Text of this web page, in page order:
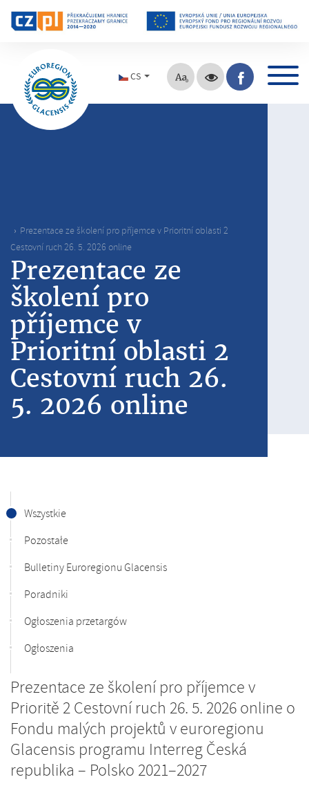
CS
Prezentace ze školení pro příjemce v Prioritní oblasti 2
Cestovní ruch 26. 5. 2026 online
Prezentace ze
školení pro
příjemce v
Prioritní oblasti 2
Cestovní ruch 26.
5. 2026 online
Wszystkie
Pozostałe
Bulletiny Euroregionu Glacensis
Poradniki
Ogłoszenia przetargów
Ogłoszenia
Prezentace ze školení pro příjemce v
Prioritě 2 Cestovní ruch 26. 5. 2026 online o
Fondu malých projektů v euroregionu
Glacensis programu Interreg Česká
republika – Polsko 2021–2027